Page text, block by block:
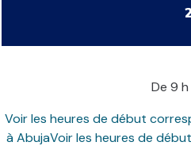
De 9 h
Voir les heures de début
à AbujaVoir les heures de